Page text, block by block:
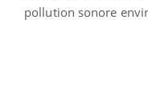
pollution sonore